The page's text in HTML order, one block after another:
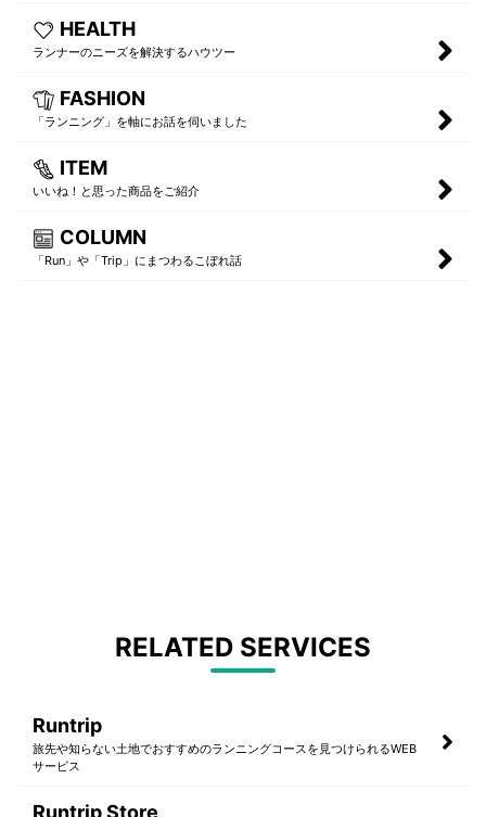
HEALTH
ランナーのニーズを解決するハウツー
FASHION
「ランニング」を軸にお話を伺いました
ITEM
いいね！と思った商品をご紹介
COLUMN
「Run」や「Trip」にまつわるこぼれ話
RELATED SERVICES
Runtrip
旅先や知らない土地でおすすめのランニングコースを見つけられるWEB
サービス
Runtrip Store